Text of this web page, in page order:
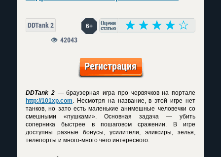
DDTank 2 6+
42043
Регистрация
DDTank 2— браузерная игра про червячков на портале
http://101xp.com. Несмотря на название, в этой игре нет
танков, но зато есть маленькие анимешные человечки со
смешными «пушками». Основная задача — убить
соперника быстрее в пошаговом сражении. В игре
доступны разные бонусы, усилители, эликсиры, зелья,
телепорты и много-много чего интересного.